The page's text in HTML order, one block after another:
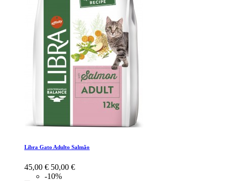
Libra Gato Adulto Salmão
45,00 € 50,00 €
-10%